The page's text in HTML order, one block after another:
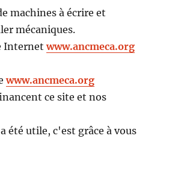
machines à écrire et
mécaniques.
Internetwww.ancmeca.org
www.ancmeca.org
ce site et nos
été utile, c'est grâce à vous